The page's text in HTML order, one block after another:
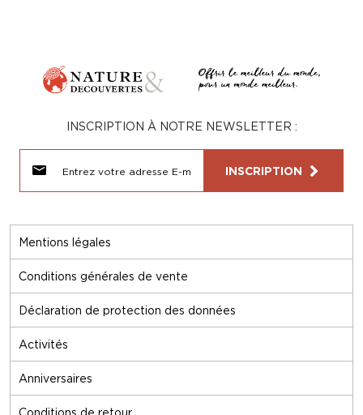
Mentions légales
Conditions générales de vente
Déclaration de protection des données
Activités
Anniversaires
Conditions de retour
INSCRIPTION À NOTRE NEWSLETTER :
INSCRIPTION